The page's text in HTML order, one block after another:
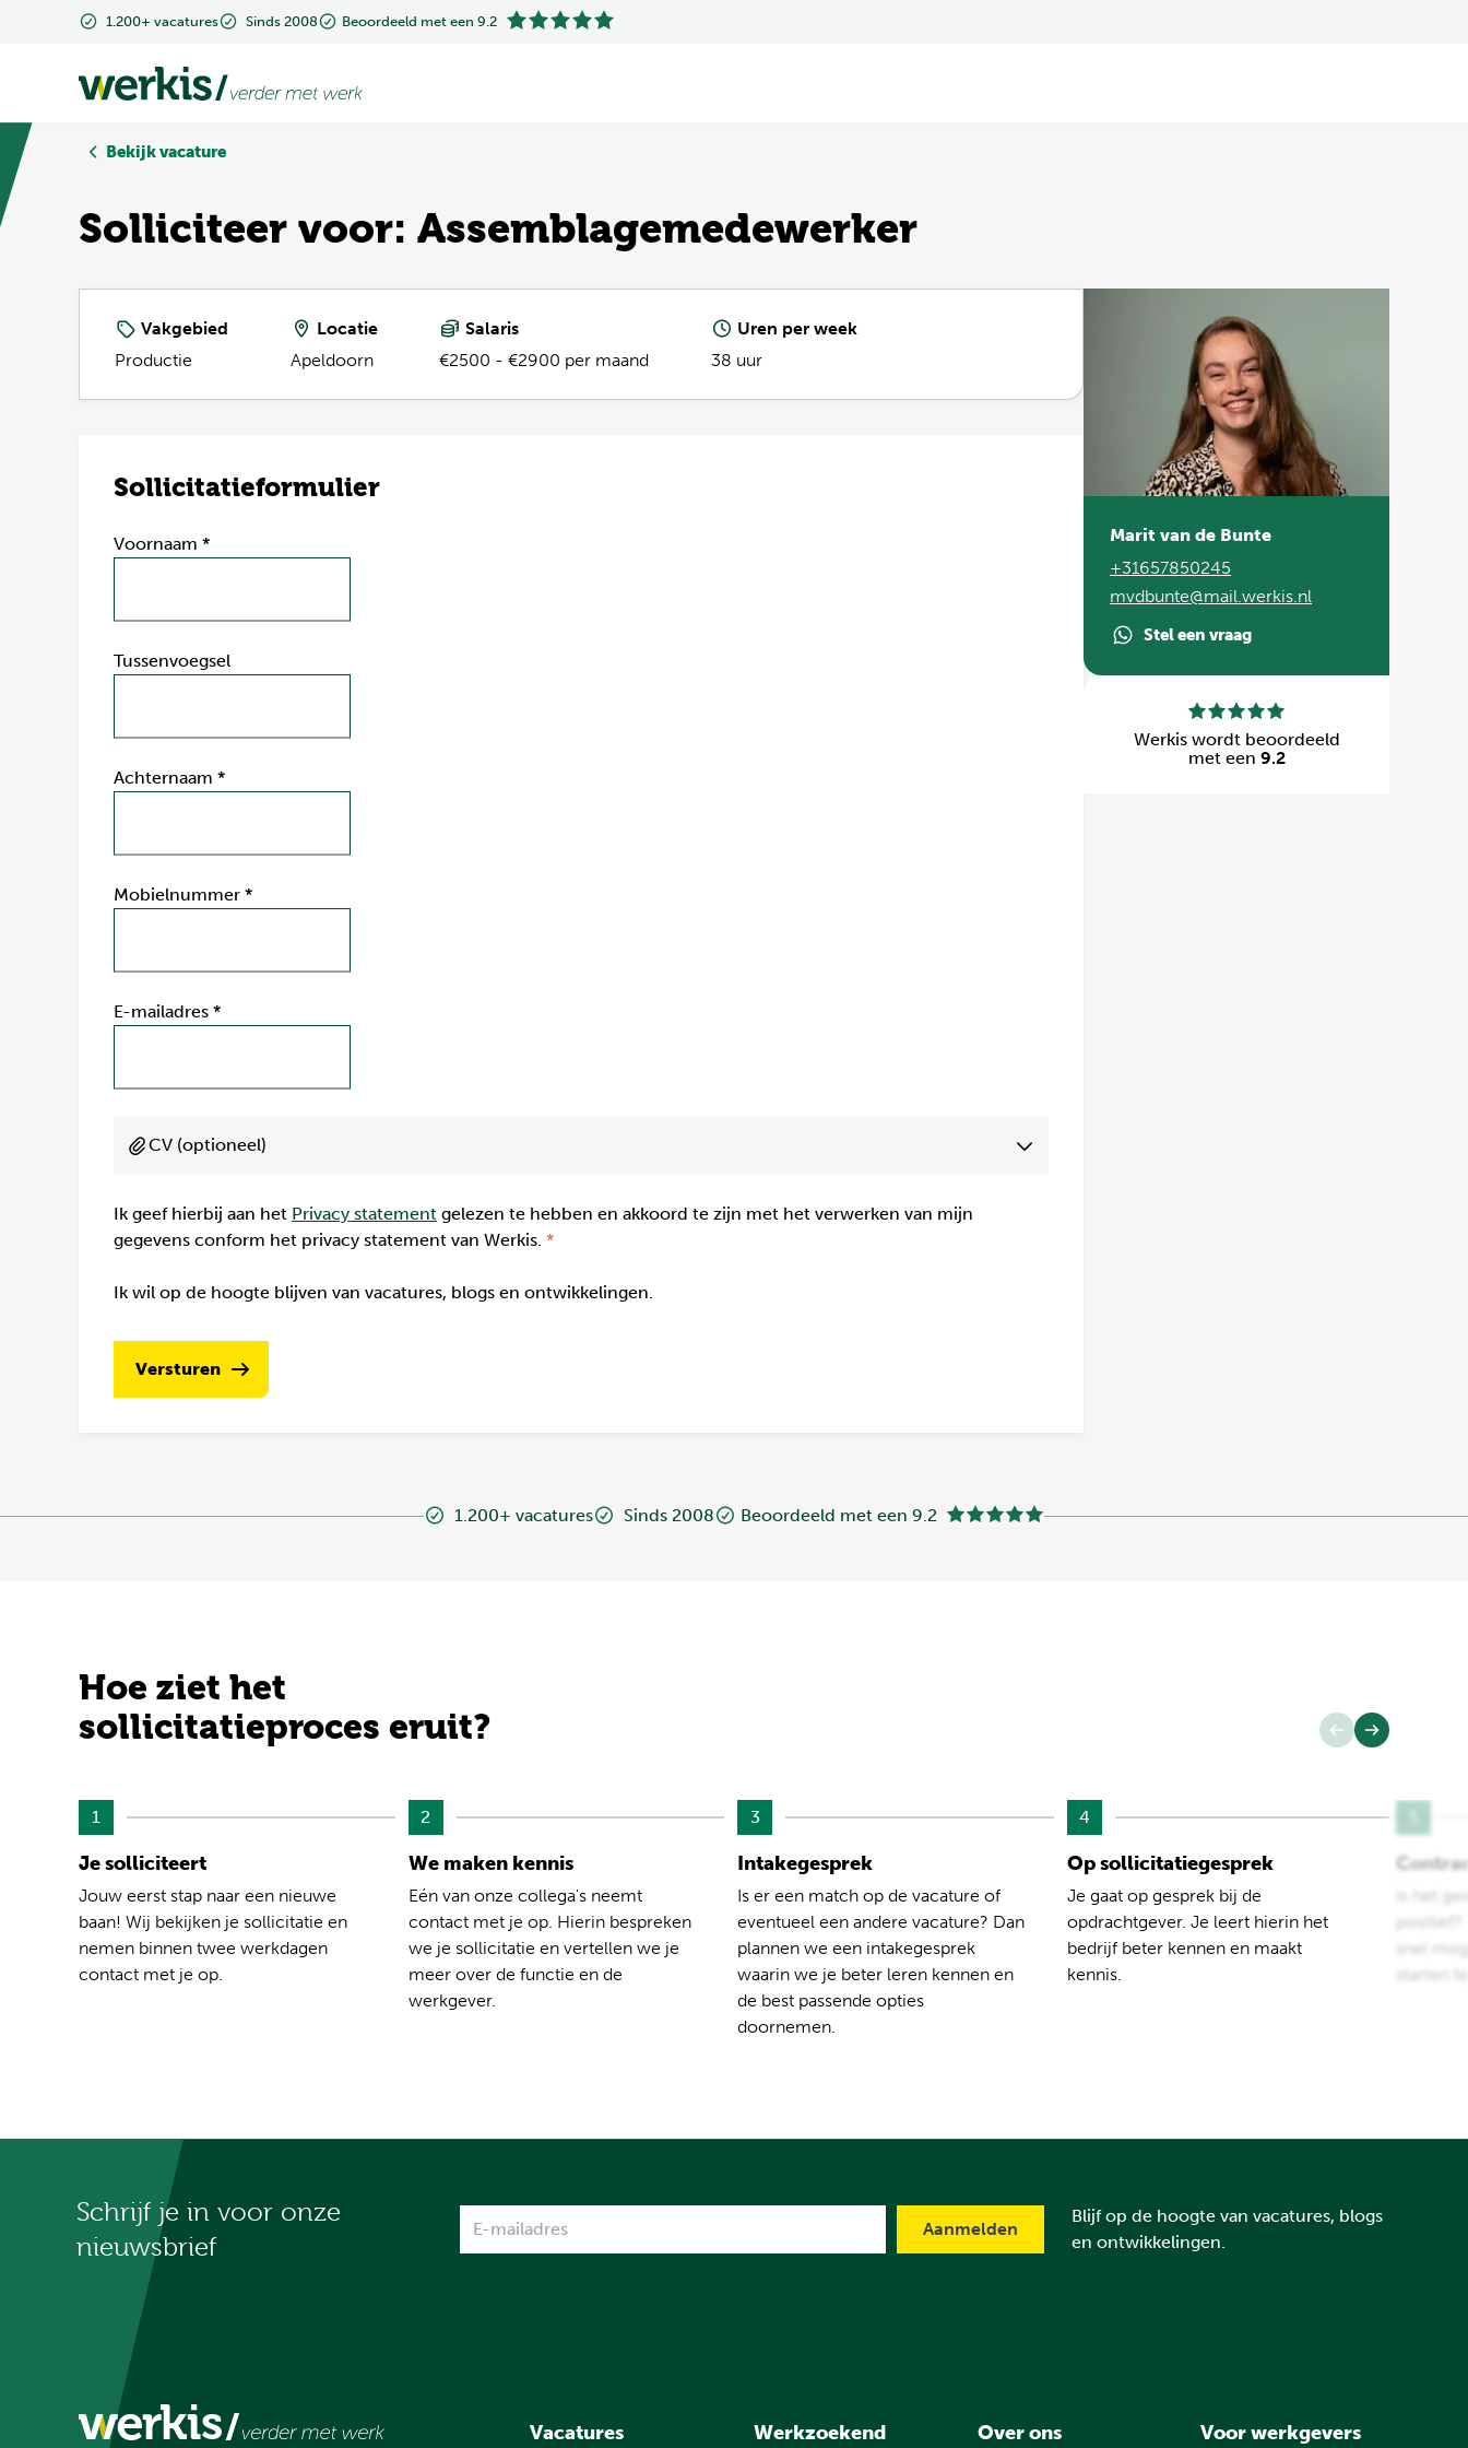
1.200+ vacatures Sinds 2008 Beoordeeld met een 9.2
1.200+ vacatures Sinds 2008 Beoordeeld met een 9.2
Bekijk vacature
Solliciteer voor: Assemblagemedewerker
Vakgebied
Productie
Locatie
Apeldoorn
Salaris
€2500 - €2900 per maand
Uren per week
38 uur
Sollicitatieformulier
Voornaam *
Tussenvoegsel
Achternaam *
Mobielnummer *
E-mailadres *
CV (optioneel)
Ik geef hierbij aan het Privacy statement gelezen te hebben en akkoord te zijn met het verwerken van mijn
gegevens conform het privacy statement van Werkis.
Ik wil op de hoogte blijven van vacatures, blogs en ontwikkelingen.
Versturen
Marit van de Bunte
+31657850245
mvdbunte@mail.werkis.nl
Stel een vraag
Werkis wordt beoordeeld
met een 9.2
1.200+ vacatures Sinds 2008 Beoordeeld met een 9.2
Hoe ziet het
sollicitatieproces eruit?
1
Je solliciteert
Jouw eerst stap naar een nieuwe
baan! Wij bekijken je sollicitatie en
nemen binnen twee werkdagen
contact met je op.
2
We maken kennis
Eén van onze collega's neemt
contact met je op. Hierin bespreken
we je sollicitatie en vertellen we je
meer over de functie en de
werkgever.
3
Intakegesprek
Is er een match op de vacature of
eventueel een andere vacature? Dan
plannen we een intakegesprek
waarin we je beter leren kennen en
de best passende opties
doornemen.
4
Op sollicitatiegesprek
Je gaat op gesprek bij de
opdrachtgever. Je leert hierin het
bedrijf beter kennen en maakt
kennis.
Is het
snel
starten
Schrijf je in voor onze
nieuwsbrief
Blijf op de hoogte van vacatures, blogs
en ontwikkelingen.
Vacatures Werkzoekend Over ons Voor werkgevers